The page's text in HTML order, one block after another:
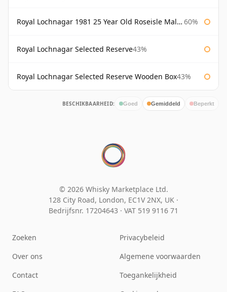
Royal Lochnagar 1981 25 Year Old Roseisle Maltings 60%
Royal Lochnagar Selected Reserve43%
Royal Lochnagar Selected Reserve Wooden Box43%
BESCHIKBAARHEID: Goed Gemiddeld Beperkt
© 2026 Whisky Marketplace Ltd.
128 City Road, London, EC1V 2NX, UK ·
Bedrijfsnr. 17204643 · VAT 519 9116 71
Zoeken
Over ons
Contact
Privacybeleid
Algemene voorwaarden
Toegankelijkheid